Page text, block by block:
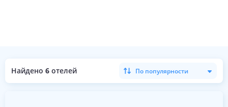
Найдено 6 отелей По популярности